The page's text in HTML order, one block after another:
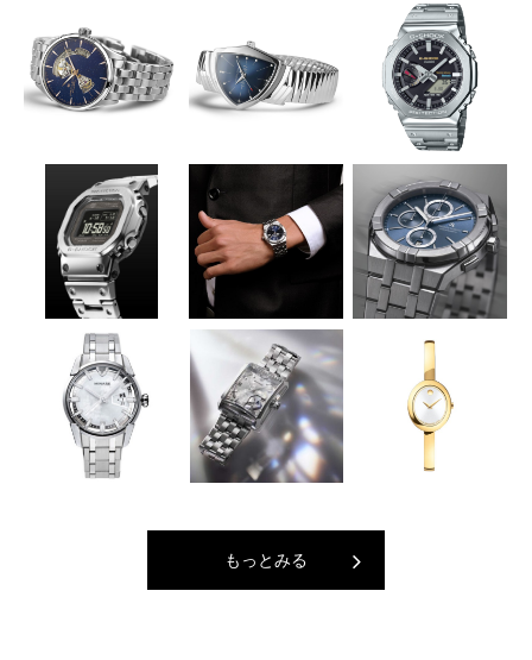
もっとみる